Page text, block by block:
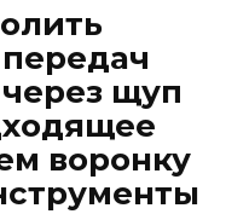
щуп
воронку